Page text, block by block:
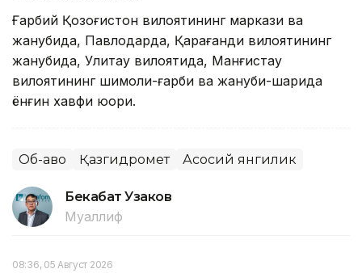
Ғарбий Қозоғистон вилоятининг маркази ва
жанубида, Павлодарда, Қарағанди вилоятининг
жанубида, Улитау вилоятида, Манғистау
вилоятининг шимоли-ғарби ва жануби-шарқида
ёнғин хавфи юқори.
Об-ҳаво Қазгидромет Асосий янгилик
Бекабат Узаков
Муаллиф
08:36, 05 Август 2026